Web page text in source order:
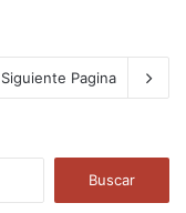
Siguiente Pagina